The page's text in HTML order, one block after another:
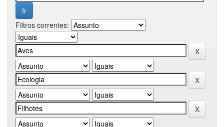
Filtros correntes: